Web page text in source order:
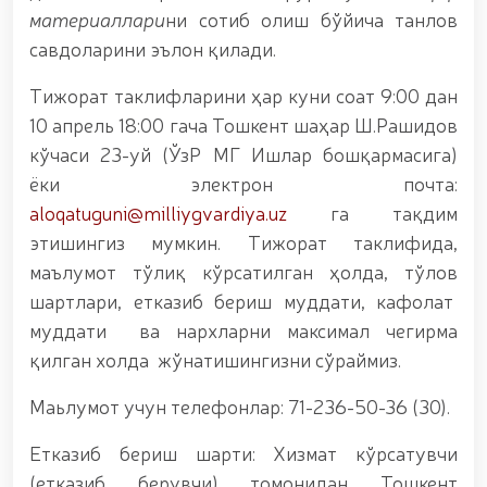
этилди. // Хавфсиз муҳитни таъминлашга
қаратилган чора-тадбирлар Миллий гвардия
қўмондони генерал-полковник Б. Ташматов
оширилди // Буюк давлат арбоби Соҳибқирон
Амир Темур таваллудининг 690 йиллиги
муносабати билан, Ўзбекистон Миллий кино
санъати саройида Миллий гвардия тизимидаги
ёшлар билан учрашув бўлиб ўтди. // Байрам
кунларида хавфсизлик тўлиқ таъминланди //
Наврўз шукуҳи: отлиқ парадлар ташкил этилди //
“Наврўзни улуғлаш – инсонни улуғлашдир!” шиори
остида байрам сайли // Аскарлар касб-ҳунар
сертификатларига эга бўлди // Қаҳрамонлар
хотираси ёд этилди // // Странджа турнирида
Миллий гвардия ҳарбий хизматчиси Навбаҳор
Ҳамидова олтин медални қўлга киритди. // Ирода
билан тақдирланди. // Ўзбекистон Қуролли
Кучларида киберспорт, дрон ва робот
технологиялари йўналишлари ривожлантирилади
// Андижон вилоятида Республика ишчи
материалларини сотиб олиш бўйича танлов
савдоларини эълон қилади.
Тижорат таклифларини ҳар куни соат 9:00 дан
10 апрель 18:00 гача Тошкент шаҳар Ш.Рашидов
кўчаси 23-уй (ЎзР МГ Ишлар бошқармасига)
ёки электрон почта:
aloqatuguni@milliygvardiya.uz га тақдим
этишингиз мумкин. Тижорат таклифида,
маълумот тўлиқ кўрсатилган ҳолда, тўлов
шартлари, етказиб бериш муддати, кафолат
муддати ва нархларни максимал чегирма
қилган холда жўнатишингизни сўраймиз.
Маьлумот учун телефонлар: 71-236-50-36 (30).
Етказиб бериш шарти: Хизмат кўрсатувчи
(етказиб берувчи) томонидан Тошкент